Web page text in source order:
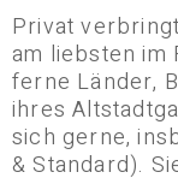
Privat
am liebsten im
ferne Länder,
ihres
sich gerne,
& Standard).